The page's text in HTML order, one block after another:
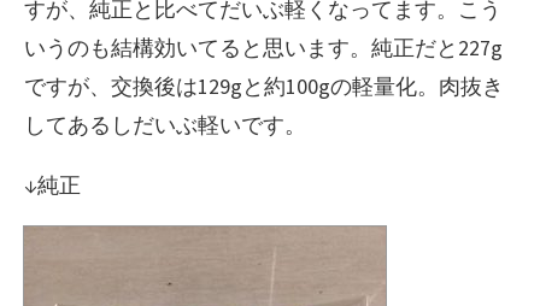
すが、純正と比べてだいぶ軽くなってます。こう
いうのも結構効いてると思います。純正だと227g
ですが、交換後は129gと約100gの軽量化。肉抜き
してあるしだいぶ軽いです。
↓純正